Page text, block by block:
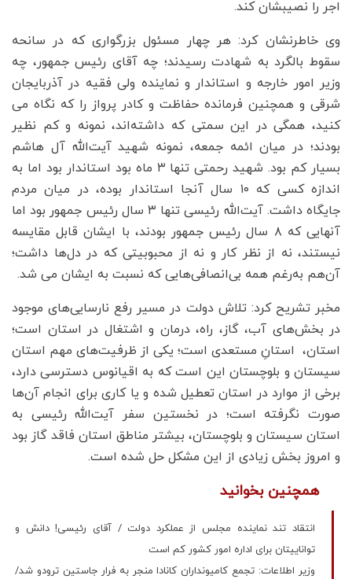
اجر را نصیبشان کند.
وی خاطرنشان کرد: هر چهار مسئول بزرگواری که در سانحه
سقوط بالگرد به شهادت رسیدند؛ چه آقای رئیس جمهور، چه
وزیر امور خارجه و استاندار و نماینده ولی فقیه در آذربایجان
شرقی و همچنین فرمانده حفاظت و کادر پرواز را که نگاه می
کنید، همگی در این سمتی که داشته‌اند، نمونه و کم نظیر
بودند؛ در میان ائمه جمعه، نمونه شهید آیت‌الله آل هاشم
بسیار کم بود. شهید رحمتی تنها ۳ ماه بود استاندار بود اما به
اندازه کسی که ۱۰ سال آنجا استاندار بوده، در میان مردم
جایگاه داشت. آیت‌الله رئیسی تنها ۳ سال رئیس جمهور بود اما
آنهایی که ۸ سال رئیس جمهور بودند، با ایشان قابل مقایسه
نیستند، نه از نظر کار و نه از محبوبیتی که در دل‌ها داشت؛
آن‌هم به‌رغم همه بی‌انصافی‌هایی که نسبت به ایشان می شد.
مخبر تشریح کرد: تلاش دولت در مسیر رفع نارسایی‌های موجود
در بخش‌های آب، گاز، راه، درمان و اشتغال در استان است؛
استان، ‌ استانِ مستعدی است؛ یکی از ظرفیت‌های مهم استان
سیستان و بلوچستان این است که به اقیانوس دسترسی دارد،
برخی از موارد در استان تعطیل شده و یا کاری برای انجام آن‌ها
صورت نگرفته است؛ در نخستین سفر آیت‌الله رئیسی به
استان سیستان و بلوچستان، بیشتر مناطق استان فاقد گاز بود
و امروز بخش زیادی از این مشکل حل شده است.
همچنین بخوانید
انتقاد تند نماینده مجلس از عملکرد دولت / آقای رئیسی! دانش و
تواناییتان برای اداره امور کشور کم است
وزیر اطلاعات: تجمع کامیونداران کانادا منجر به فرار جاستین ترودو شد/